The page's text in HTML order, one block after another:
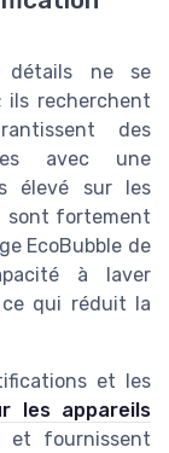
détails ne se
ils recherchent
des
avec une
élevé sur les
sont fortement
EcoBubble de
à laver
ce qui réduit la
et les
les appareils
et fournissent